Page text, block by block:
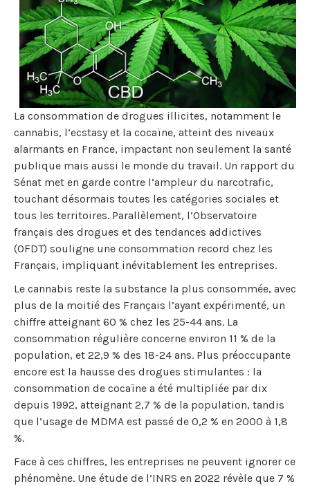
La consommation de drogues illicites, notamment le
cannabis, l’ecstasy et la cocaïne, atteint des niveaux
alarmants en France, impactant non seulement la santé
publique mais aussi le monde du travail. Un rapport du
Sénat met en garde contre l’ampleur du narcotrafic,
touchant désormais toutes les catégories sociales et
tous les territoires. Parallèlement, l’Observatoire
français des drogues et des tendances addictives
(OFDT) souligne une consommation record chez les
Français, impliquant inévitablement les entreprises.
Le cannabis reste la substance la plus consommée, avec
plus de la moitié des Français l’ayant expérimenté, un
chiffre atteignant 60 % chez les 25-44 ans. La
consommation régulière concerne environ 11 % de la
population, et 22,9 % des 18-24 ans. Plus préoccupante
encore est la hausse des drogues stimulantes : la
consommation de cocaïne a été multipliée par dix
depuis 1992, atteignant 2,7 % de la population, tandis
que l’usage de MDMA est passé de 0,2 % en 2000 à 1,8
%.
Face à ces chiffres, les entreprises ne peuvent ignorer ce
phénomène. Une étude de l’INRS en 2022 révèle que 7 %